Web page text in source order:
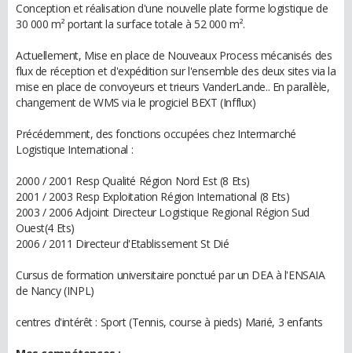
Conception et réalisation d'une nouvelle plate forme logistique de
30 000 m² portant la surface totale à 52 000 m².
Actuellement, Mise en place de Nouveaux Process mécanisés des
flux de réception et d'expédition sur l'ensemble des deux sites via la
mise en place de convoyeurs et trieurs VanderLande.. En parallèle,
changement de WMS via le progiciel BEXT (Infflux)
Précédemment, des fonctions occupées chez Intermarché
Logistique International :
2000 / 2001 Resp Qualité Région Nord Est (8 Ets)
2001 / 2003 Resp Exploitation Région International (8 Ets)
2003 / 2006 Adjoint Directeur Logistique Regional Région Sud
Ouest(4 Ets)
2006 / 2011 Directeur d'Etablissement St Dié
Cursus de formation universitaire ponctué par un DEA à l'ENSAIA
de Nancy (INPL)
centres d'intérêt : Sport (Tennis, course à pieds) Marié, 3 enfants